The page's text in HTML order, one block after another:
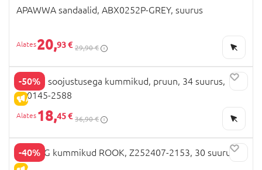
APAWWA sandaalid, ABX0252P-GREY, suurus
20,93 € 29,90 €
-50%
ALLAHINDLUS
CELAVI soojustusega kummikud, pruun, 34 suurus,
320145-2588
18,45 € 36,90 €
-40%
ZIG ZAG kummikud ROOK, Z252407-2153, 30 suurus